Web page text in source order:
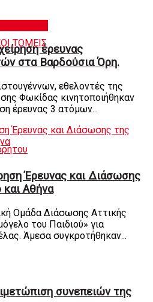
ΤΟΜΕΙΣέρευνας
στα Βαρδούσια Όρη.
εθελοντές της
Φωκίδας κινητοποιήθηκαν
έρευνας 3 ατόμων...
Έρευνας και Διάσωσης
Αθήνα
Ομάδα Διάσωσης Αττικής
του Παιδιού» για
Άμεσα συγκροτήθηκαν...
συνεπειών της